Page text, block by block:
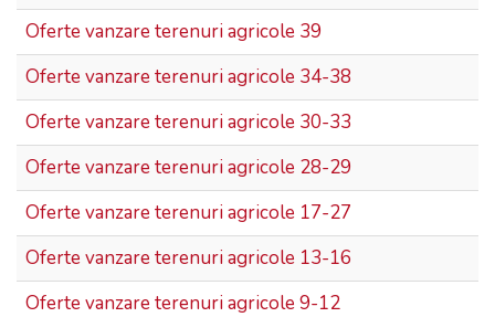
Oferte vanzare terenuri agricole 39
Oferte vanzare terenuri agricole 34-38
Oferte vanzare terenuri agricole 30-33
Oferte vanzare terenuri agricole 28-29
Oferte vanzare terenuri agricole 17-27
Oferte vanzare terenuri agricole 13-16
Oferte vanzare terenuri agricole 9-12